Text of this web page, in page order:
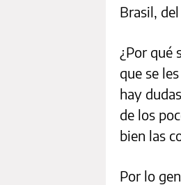
Brasil,
¿Por qué
que se
hay
de los
bien las
Por lo